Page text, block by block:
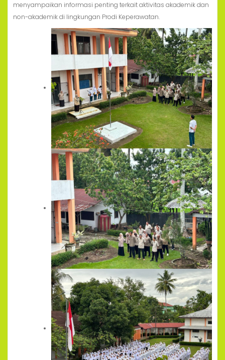
menyampaikan informasi penting terkait aktivitas akademik dan
non-akademik di lingkungan Prodi Keperawatan.